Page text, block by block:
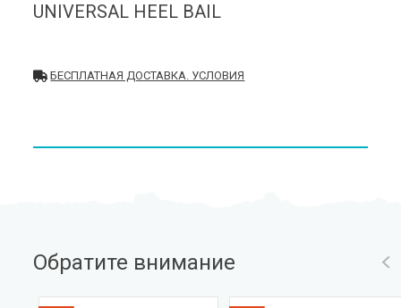
UNIVERSAL HEEL BAIL
БЕСПЛАТНАЯ ДОСТАВКА. УСЛОВИЯ
Обратите внимание